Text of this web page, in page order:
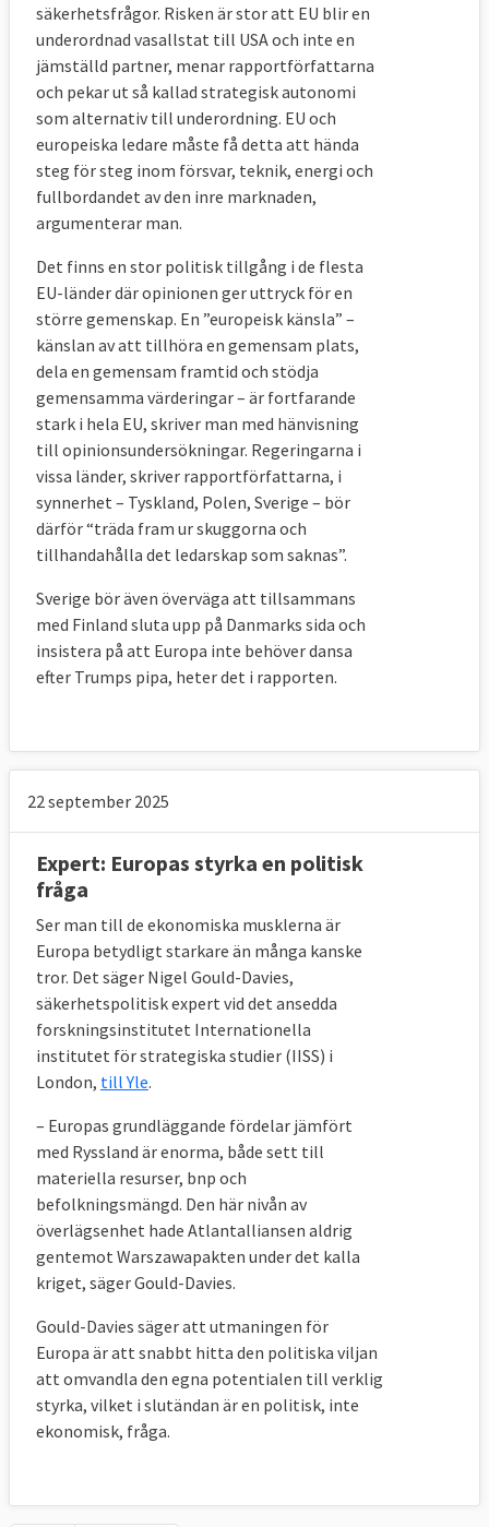
säkerhetsfrågor. Risken är stor att EU blir en
underordnad vasallstat till USA och inte en
jämställd partner, menar rapportförfattarna
och pekar ut så kallad strategisk autonomi
som alternativ till underordning. EU och
europeiska ledare måste få detta att hända
steg för steg inom försvar, teknik, energi och
fullbordandet av den inre marknaden,
argumenterar man.
Det finns en stor politisk tillgång i de flesta
EU-länder där opinionen ger uttryck för en
större gemenskap. En ”europeisk känsla” –
känslan av att tillhöra en gemensam plats,
dela en gemensam framtid och stödja
gemensamma värderingar – är fortfarande
stark i hela EU, skriver man med hänvisning
till opinionsundersökningar. Regeringarna i
vissa länder, skriver rapportförfattarna, i
synnerhet – Tyskland, Polen, Sverige – bör
därför “träda fram ur skuggorna och
tillhandahålla det ledarskap som saknas”.
Sverige bör även överväga att tillsammans
med Finland sluta upp på Danmarks sida och
insistera på att Europa inte behöver dansa
efter Trumps pipa, heter det i rapporten.
22 september 2025
Expert: Europas styrka en politisk
fråga
Ser man till de ekonomiska musklerna är
Europa betydligt starkare än många kanske
tror. Det säger Nigel Gould-Davies,
säkerhetspolitisk expert vid det ansedda
forskningsinstitutet Internationella
institutet för strategiska studier (IISS) i
London, till Yle.
– Europas grundläggande fördelar jämfört
med Ryssland är enorma, både sett till
materiella resurser, bnp och
befolkningsmängd. Den här nivån av
överlägsenhet hade Atlantalliansen aldrig
gentemot Warszawapakten under det kalla
kriget, säger Gould-Davies.
Gould-Davies säger att utmaningen för
Europa är att snabbt hitta den politiska viljan
att omvandla den egna potentialen till verklig
styrka, vilket i slutändan är en politisk, inte
ekonomisk, fråga.